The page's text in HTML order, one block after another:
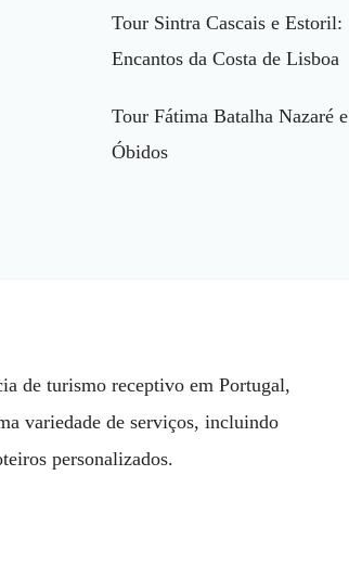
Tour Sintra Cascais e Estoril:
Encantos da Costa de Lisboa
Tour Fátima Batalha Nazaré e
Óbidos
de turismo receptivo em Portugal,
variedade de serviços, incluindo
personalizados.